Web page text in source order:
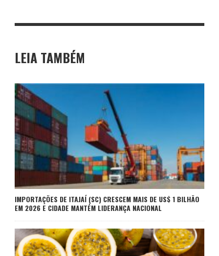
LEIA TAMBÉM
IMPORTAÇÕES DE ITAJAÍ (SC) CRESCEM MAIS DE US$ 1 BILHÃO
EM 2026 E CIDADE MANTÉM LIDERANÇA NACIONAL